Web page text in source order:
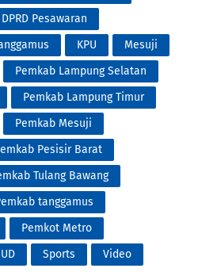
DPRD Pesawaran
KPU
Mesuji
Pemkab Lampung Selatan
Pemkab Lampung Timur
Pemkab Mesuji
Pesisir Barat
Tulang Bawang
tanggamus
Pemkot Metro
Sports
Video